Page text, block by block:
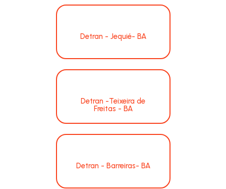
Detran - Jequié- BA
Detran -Teixeira de
Freitas - BA
Detran - Barreiras- BA